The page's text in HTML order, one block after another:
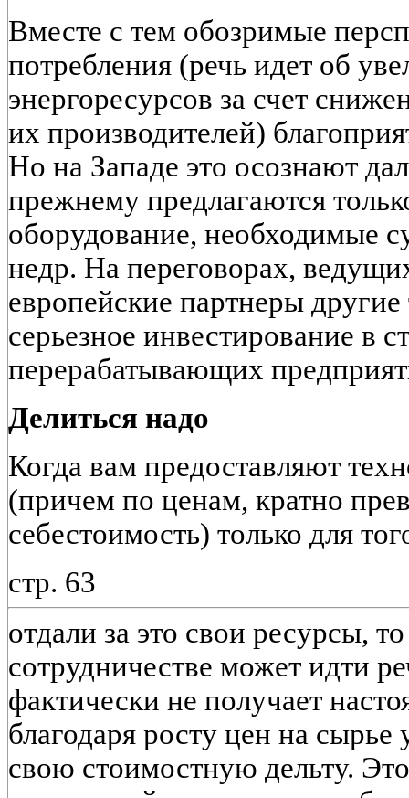
Вместе с тем обозримые
потребления (речь идет об
энергоресурсов за счет
их производителей)
Но на Западе это осознают
прежнему предлагаются
оборудование, необходимые
недр. На переговорах,
европейские партнеры
серьезное инвестирование в
перерабатывающих
Делиться надо
Когда вам предоставляют
(причем по ценам, кратно
себестоимость) только для
стр. 63
отдали за это свои ресурсы,
сотрудничестве может идти
фактически не получает
благодаря росту цен на сырье
свою стоимостную дельту.